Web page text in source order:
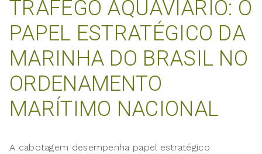
TRÁFEGO AQUAVIÁRIO: O
PAPEL ESTRATÉGICO DA
MARINHA DO BRASIL NO
ORDENAMENTO
MARÍTIMO NACIONAL
A cabotagem desempenha papel estratégico